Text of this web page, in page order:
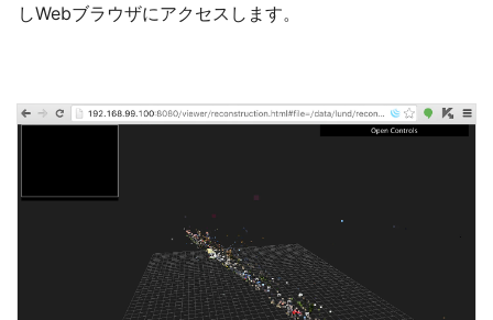
しWebブラウザにアクセスします。